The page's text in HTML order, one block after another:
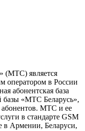
(МТС) является
оператором в России
абонентская база
базы «МТС Беларусь»,
абонентов. МТС и ее
в стандарте GSM
в Армении, Беларуси,